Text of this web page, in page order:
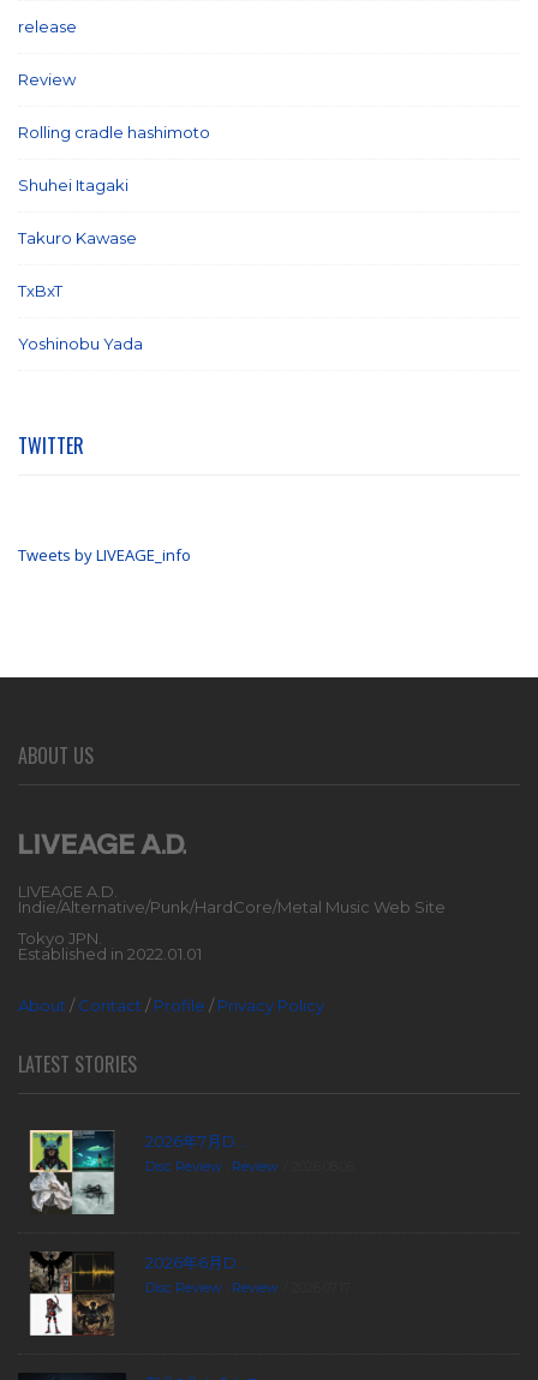
release
Review
Rolling cradle hashimoto
Shuhei Itagaki
Takuro Kawase
TxBxT
Yoshinobu Yada
TWITTER
Tweets by LIVEAGE_info
ABOUT US
LIVEAGE A.D.
Indie/Alternative/Punk/HardCore/Metal Music Web Site
Tokyo JPN.
Established in 2022.01.01
About/Contact/Profile /Privacy Policy
LATEST STORIES
2026年7月D...
Disc Review Review
2026年6月D...
Disc Review Review